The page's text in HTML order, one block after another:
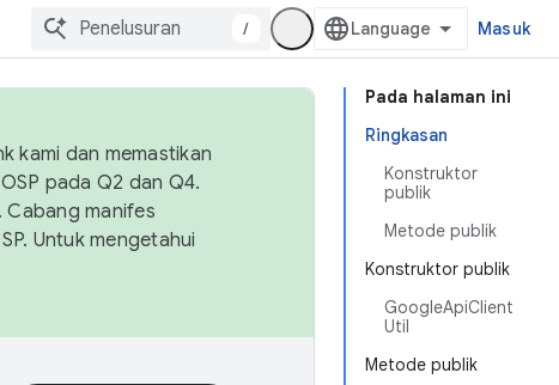
/ Masuk
Pada halaman ini
Ringkasan
Konstruktor
publik
Metode publik
Konstruktor publik
GoogleApiClient
Util
Metode publik
kami dan memastikan
pada Q2 dan Q4.
. Cabang manifes
Untuk mengetahui